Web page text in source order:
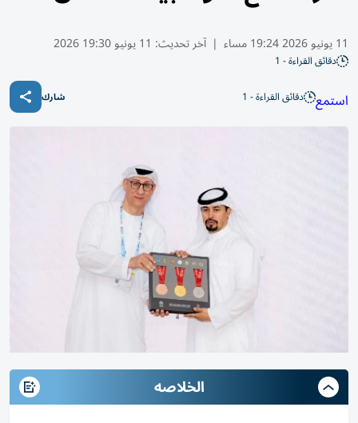
11 يونيو 2026 19:24 مساء | آخر تحديث: 11 يونيو 19:30 2026
دقائق القراءة - 1
استمع دقائق القراءة - 1 شارك
الخلاصه